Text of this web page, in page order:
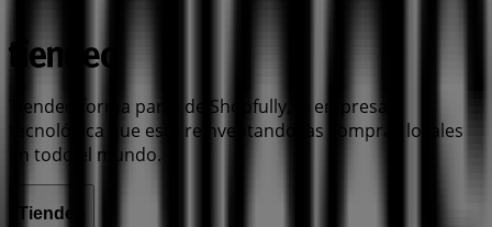
Tiendeo forma parte de Shopfully, la empresa
tecnológica que está reinventando las compras locales
en todo el mundo.
Tiendeo